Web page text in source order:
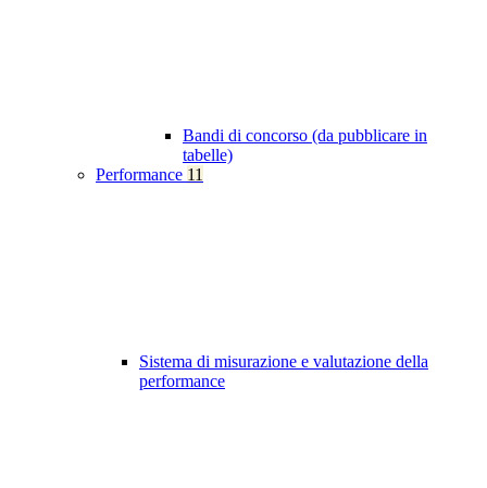
Bandi di concorso (da pubblicare in
tabelle)
Performance 11
Sistema di misurazione e valutazione della
performance